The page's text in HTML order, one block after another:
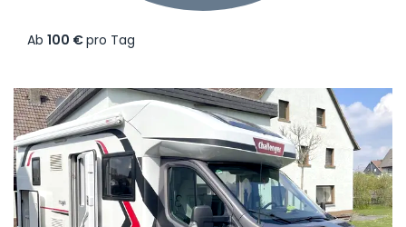
Ab 100 €pro Tag